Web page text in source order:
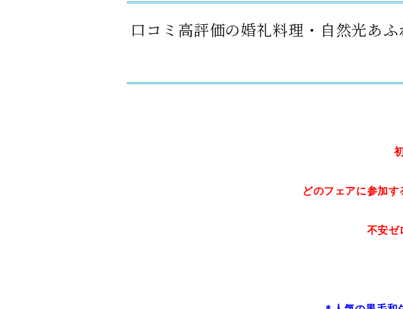
口コミ高評価の婚礼料理・自然光あ
どのフェアに参加
不安ゼ